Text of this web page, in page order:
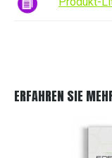
ERFAHREN SIE